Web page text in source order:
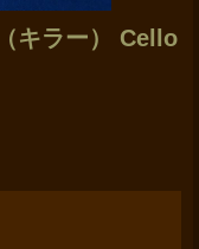
キラー） Cello